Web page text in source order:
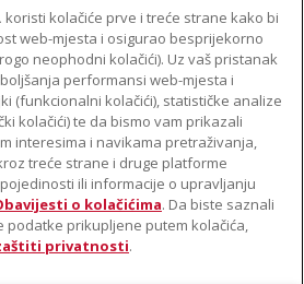
koristi kolačiće prve i treće strane kako bi
web-mjesta i osigurao besprijekorno
neophodni kolačići). Uz vaš pristanak
performansi web-mjesta i
(funkcionalni kolačići), statističke analize
kolačići) te da bismo vam prikazali
interesima i navikama pretraživanja,
treće strane i druge platforme
pojedinosti ili informacije o upravljanju
o kolačićima. Da biste saznali
prikupljene putem kolačića,
privatnosti.